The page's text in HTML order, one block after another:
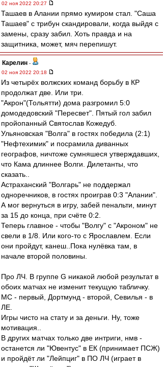
02 ноя 2022 20:27
Ташаев в Алании прямо кумиром стал. "Саша
Ташаев" с трибун скандировали, когда выйдя с
замены, сразу забил. Хоть правда и на
защитника, может, мяч перепишут.
Карелин -
02 ноя 2022 20:18
Из четырёх волжских команд борьбу в КР
продолжат две. Или три.
"Акрон"(Тольятти) дома разгромил 5:0
домодедовский "Пересвет". Пятый гол забил
пройопанный Святослав Кожедуб.
Ульяновская "Волга" в гостях победила (2:1)
"Нефтехимик" и посрамила диванных
географов, ничтоже сумняшеся утверждавших,
что Кама длиннее Волги. Дилетанты, что
сказать..
Астраханский "Волгарь" не поддержал
одноречников, в гостях проиграв 0:3 "Алании".
А мог вернуться в игру, забей пенальти, минут
за 15 до конца, при счёте 0:2.
Теперь главное - чтобы "Волгу" с "Акроном" не
свели в 1/8. Или кого-то с Ярославлем. Если
они пройдут, канеш..Пока нулёвка там, в
начале второй половины.
Про ЛЧ. В группе G никакой любой результат в
обоих матчах не изменит текущую табличку.
МС - первый, Дортмунд - второй, Севилья - в
ЛЕ.
Игры чисто на стату и за деньги. Ну, тоже
мотивация..
В других матчах только две интриги, нмв -
останется ли "Ювентус" в ЕК (принимает ПСЖ)
и пройдёт ли "Лейпциг" в ПО ЛЧ (играет в